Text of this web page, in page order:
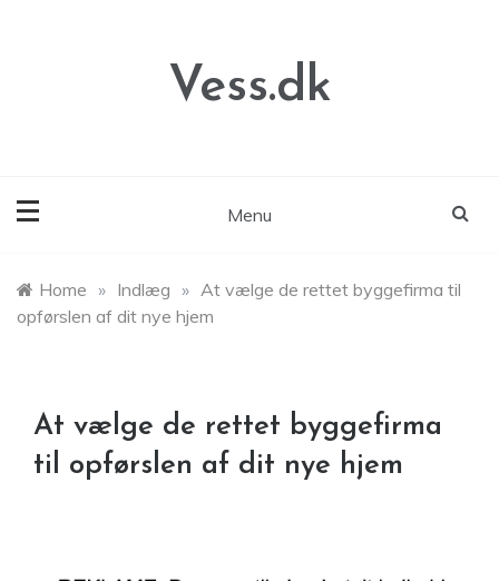
Vess.dk
Menu
Home » Indlæg » At vælge de rettet byggefirma til
opførslen af dit nye hjem
At vælge de rettet byggefirma
til opførslen af dit nye hjem